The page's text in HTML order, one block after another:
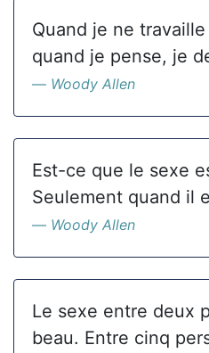
Quand je ne
quand je pense, je
Woody Allen
Est-ce que le sexe
Seulement quand il
Woody Allen
Le sexe entre deux
beau. Entre cinq